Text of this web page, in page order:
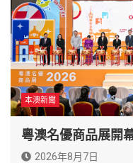
本澳新聞
粵澳名優商品展開
2026年8月7日